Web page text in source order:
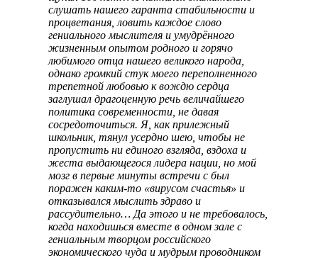
слушать нашего гаранта стабильности и
процветания, ловить каждое слово
гениального мыслителя и умудрённого
жизненным опытом родного и горячо
любимого отца нашего великого народа,
однако громкий стук моего переполненного
трепетной любовью к вождю сердца
заглушал драгоценную речь величайшего
политика современности, не давая
сосредоточиться. Я, как прилежный
школьник, тянул усердно шею, чтобы не
пропустить ни единого взгляда, вздоха и
жеста выдающегося лидера нации, но мой
мозг в первые минуты встречи с был
поражен каким-то «вирусом счастья» и
отказывался мыслить здраво и
рассудительно… Да этого и не требовалось,
когда находишься вместе в одном зале с
гениальным творцом российского
экономического чуда и мудрым проводником